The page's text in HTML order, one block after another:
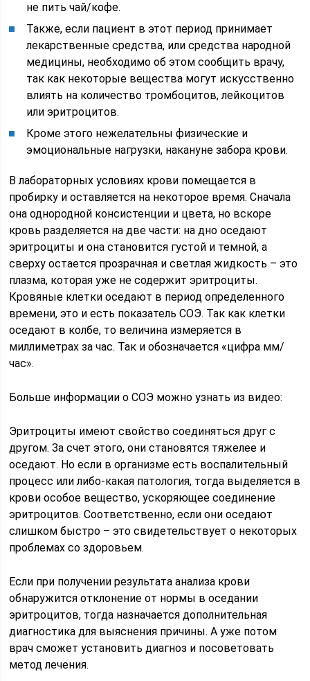
не пить чай/кофе.
Также, если пациент в этот период принимает
лекарственные средства, или средства народной
медицины, необходимо об этом сообщить врачу,
так как некоторые вещества могут искусственно
влиять на количество тромбоцитов, лейкоцитов
или эритроцитов.
Кроме этого нежелательны физические и
эмоциональные нагрузки, накануне забора крови.
В лабораторных условиях крови помещается в
пробирку и оставляется на некоторое время. Сначала
она однородной консистенции и цвета, но вскоре
кровь разделяется на две части: на дно оседают
эритроциты и она становится густой и темной, а
сверху остается прозрачная и светлая жидкость – это
плазма, которая уже не содержит эритроциты.
Кровяные клетки оседают в период определенного
времени, это и есть показатель СОЭ. Так как клетки
оседают в колбе, то величина измеряется в
миллиметрах за час. Так и обозначается «цифра мм/
час».
Больше информации о СОЭ можно узнать из видео:
Эритроциты имеют свойство соединяться друг с
другом. За счет этого, они становятся тяжелее и
оседают. Но если в организме есть воспалительный
процесс или либо-какая патология, тогда выделяется в
крови особое вещество, ускоряющее соединение
эритроцитов. Соответственно, если они оседают
слишком быстро – это свидетельствует о некоторых
проблемах со здоровьем.
Если при получении результата анализа крови
обнаружится отклонение от нормы в оседании
эритроцитов, тогда назначается дополнительная
диагностика для выяснения причины. А уже потом
врач сможет установить диагноз и посоветовать
метод лечения.